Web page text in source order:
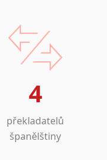
4
překladatelů
španělštiny